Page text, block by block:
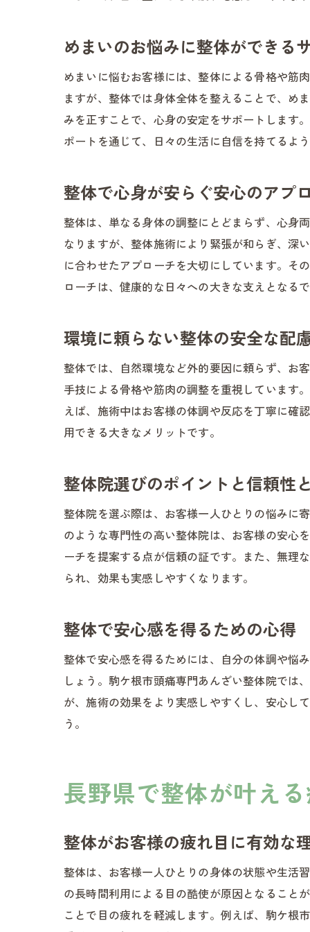
めまいのお悩みに整体ができる
めまいに悩むお客様には、整体による骨格や筋
ますが、整体では身体全体を整えることで、め
みを正すことで、心身の安定をサポートします
ポートを通じて、日々の生活に自信を持てるよ
整体で心身が安らぐ安心のアプ
整体は、単なる身体の調整にとどまらず、心身
なりますが、整体施術により緊張が和らぎ、深
に合わせたアプローチを大切にしています。そ
ローチは、健康的な日々への大きな支えとなる
環境に頼らない整体の安全な配
整体では、自然環境など外的要因に頼らず、お
手技による骨格や筋肉の調整を重視しています
えば、施術中はお客様の体調や反応を丁寧に確
用できる大きなメリットです。
整体院選びのポイントと信頼性
整体院を選ぶ際は、お客様一人ひとりの悩みに
のような専門性の高い整体院は、お客様の安心
ーチを提案する点が信頼の証です。また、無理
られ、効果も実感しやすくなります。
整体で安心感を得るための心得
整体で安心感を得るためには、自分の体調や悩
しょう。駒ケ根市頭痛専門あんざい整体院では
が、施術の効果をより実感しやすくし、安心し
う。
長野県で整体が叶え
整体がお客様の疲れ目に有効な
整体は、お客様一人ひとりの身体の状態や生活
の長時間利用による目の酷使が原因となること
ことで目の疲れを軽減します。例えば、駒ケ根